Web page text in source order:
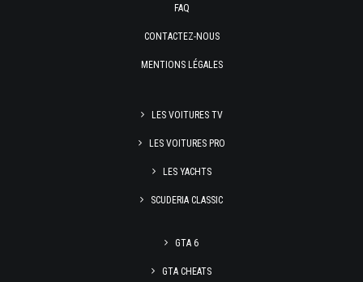
FAQ
CONTACTEZ-NOUS
MENTIONS LÉGALES
LES VOITURES TV
LES VOITURES PRO
LES YACHTS
SCUDERIA CLASSIC
GTA 6
GTA CHEATS